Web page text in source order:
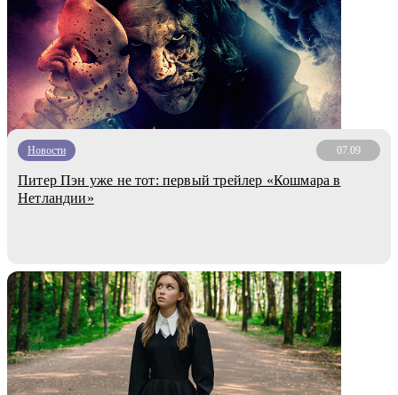
Новости 07.09
Питер Пэн уже не тот: первый трейлер «Кошмара в
Нетландии»